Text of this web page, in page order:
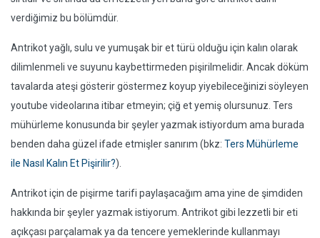
verdiğimiz bu bölümdür.
Antrikot yağlı, sulu ve yumuşak bir et türü olduğu için kalın olarak
dilimlenmeli ve suyunu kaybettirmeden pişirilmelidir. Ancak döküm
tavalarda ateşi gösterir göstermez koyup yiyebileceğinizi söyleyen
youtube videolarına itibar etmeyin; çiğ et yemiş olursunuz. Ters
mühürleme konusunda bir şeyler yazmak istiyordum ama burada
benden daha güzel ifade etmişler sanırım (bkz: Ters Mühürleme
ile Nasıl Kalın Et Pişirilir?).
Antrikot için de pişirme tarifi paylaşacağım ama yine de şimdiden
hakkında bir şeyler yazmak istiyorum. Antrikot gibi lezzetli bir eti
açıkçası parçalamak ya da tencere yemeklerinde kullanmayı